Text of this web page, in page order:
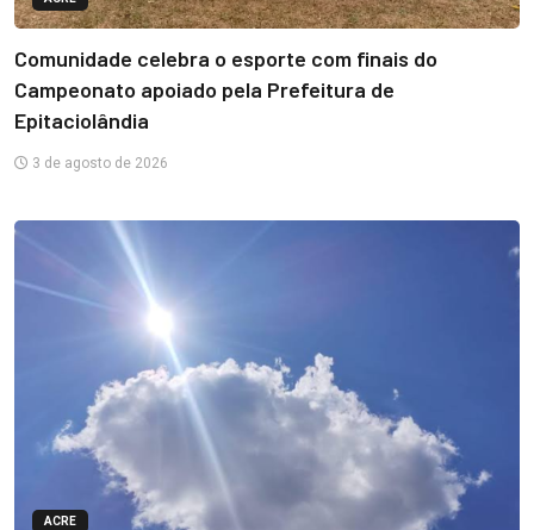
Comunidade celebra o esporte com finais do
Campeonato apoiado pela Prefeitura de
Epitaciolândia
3 de agosto de 2026
ACRE